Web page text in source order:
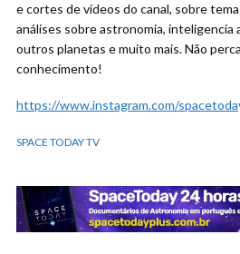
e cortes de vídeos do canal, sobre
análises sobre astronomia, inteligencia
outros planetas e muito mais. Não
conhecimento!
https://www.instagram.com/
SPACE TODAY TV